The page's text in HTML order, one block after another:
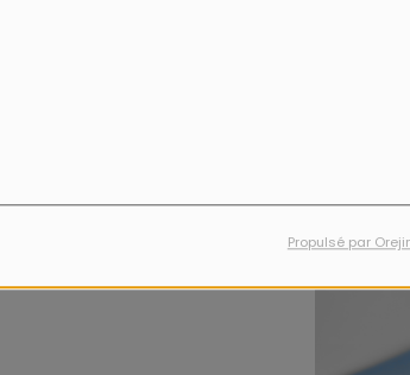
Propulsé par